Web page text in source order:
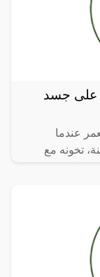
على جسد
عندما
زوجته التي تزوجها قبل 12 سنة، تخونه مع